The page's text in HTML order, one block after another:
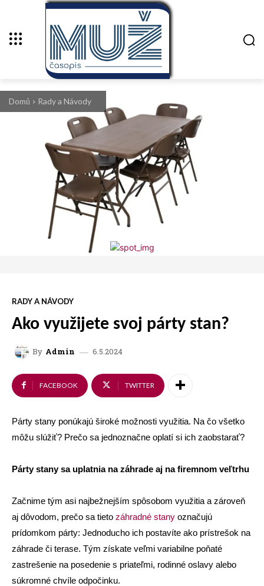
Domů Rady a Návody
RADY A NÁVODY
Ako využijete svoj párty stan?
By Admin 6.5.2024
FACEBOOK TWITTER
Párty stany ponúkajú široké možnosti využitia. Na čo všetko
môžu slúžiť? Prečo sa jednoznačne oplatí si ich zaobstarať?
Párty stany sa uplatnia na záhrade aj na firemnom veľtrhu
Začnime tým asi najbežnejším spôsobom využitia a zároveň
aj dôvodom, prečo sa tieto záhradné stany označujú
prídomkom párty: Jednoducho ich postavíte ako prístrešok na
záhrade či terase. Tým získate veľmi variabilne poňaté
zastrešenie na posedenie s priateľmi, rodinné oslavy alebo
súkromné chvíle odpočinku.